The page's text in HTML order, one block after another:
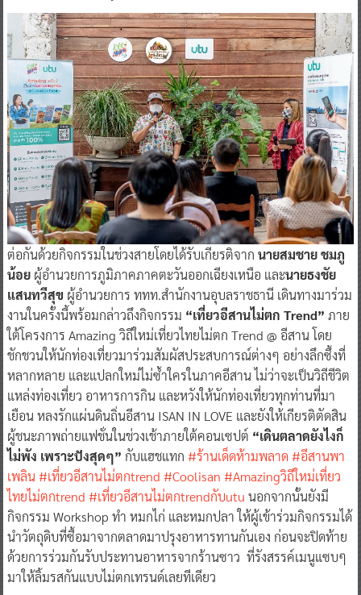
ต่อกันด้วยกิจกรรมในช่วงสายโดยได้รับเกียรติจาก นายสมชาย ชมภู
น้อย ผู้อำนวยการภูมิภาคภาคตะวันออกเฉียงเหนือ และนายธงชัย
แสนทวีสุข ผู้อำนวยการ ททท.สำนักงานอุบลราชธานี เดินทางมาร่วม
งานในครั้งนี้พร้อมกล่าวถึงกิจกรรม “เที่ยวอีสานไม่ตก Trend” ภาย
ใต้โครงการ Amazing วิถีใหม่เที่ยวไทยไม่ตก Trend @ อีสาน โดย
ชักชวนให้นักท่องเที่ยวมาร่วมสัมผัสประสบการณ์ต่างๆ อย่างลึกซึ้งที่
หลากหลาย และแปลกใหม่ไม่ซ้ำใครในภาคอีสาน ไม่ว่าจะเป็นวิถีชีวิต
แหล่งท่องเที่ยว อาหารการกิน และหวังให้นักท่องเที่ยวทุกท่านที่มา
เยือน หลงรักแผ่นดินถิ่นอีสาน ISAN IN LOVE และยังให้เกียรติตัดสิน
ผู้ชนะภาพถ่ายแฟชั่นในช่วงเช้าภายใต้คอนเซปต์ “เดินตลาดยังไงก็
ไม่พัง เพราะปังสุดๆ” กับแฮชแทก #ร้านเด็ดห้ามพลาด #อีสานพา
เพลิน #เที่ยวอีสานไม่ตกtrend #Coolisan #Amazingวิถีใหม่เที่ยว
ไทยไม่ตกtrend #เที่ยวอีสานไม่ตกtrendกับutu นอกจากนั้นยังมี
กิจกรรม Workshop ทำ หมกไก่ และหมกปลา ให้ผู้เข้าร่วมกิจกรรมได้
นำวัตถุดิบที่ซื้อมาจากตลาดมาปรุงอาหารทานกันเอง ก่อนจะปิดท้าย
ด้วยการร่วมกันรับประทานอาหารจากร้านซาว ที่รังสรรค์เมนูแซบๆ
มาให้ลิ้มรสกันแบบไม่ตกเทรนด์เลยทีเดียว